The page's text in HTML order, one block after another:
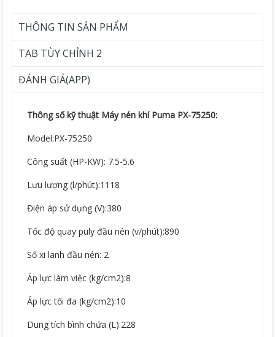
THÔNG TIN SẢN PHẨM
TAB TÙY CHỈNH 2
ĐÁNH GIÁ(APP)
Thông số kỹ thuật Máy nén khí Puma PX-75250:
Model:PX-75250
Công suất (HP-KW): 7.5-5.6
Lưu lượng (l/phút):1118
Điện áp sử dụng (V):380
Tốc độ quay puly đầu nén (v/phút):890
Số xi lanh đầu nén: 2
Áp lực làm việc (kg/cm2):8
Áp lực tối đa (kg/cm2):10
Dung tích bình chứa (L):228